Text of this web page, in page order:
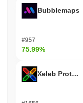
Bubblemaps
#957
75.99%
Xeleb Protocol